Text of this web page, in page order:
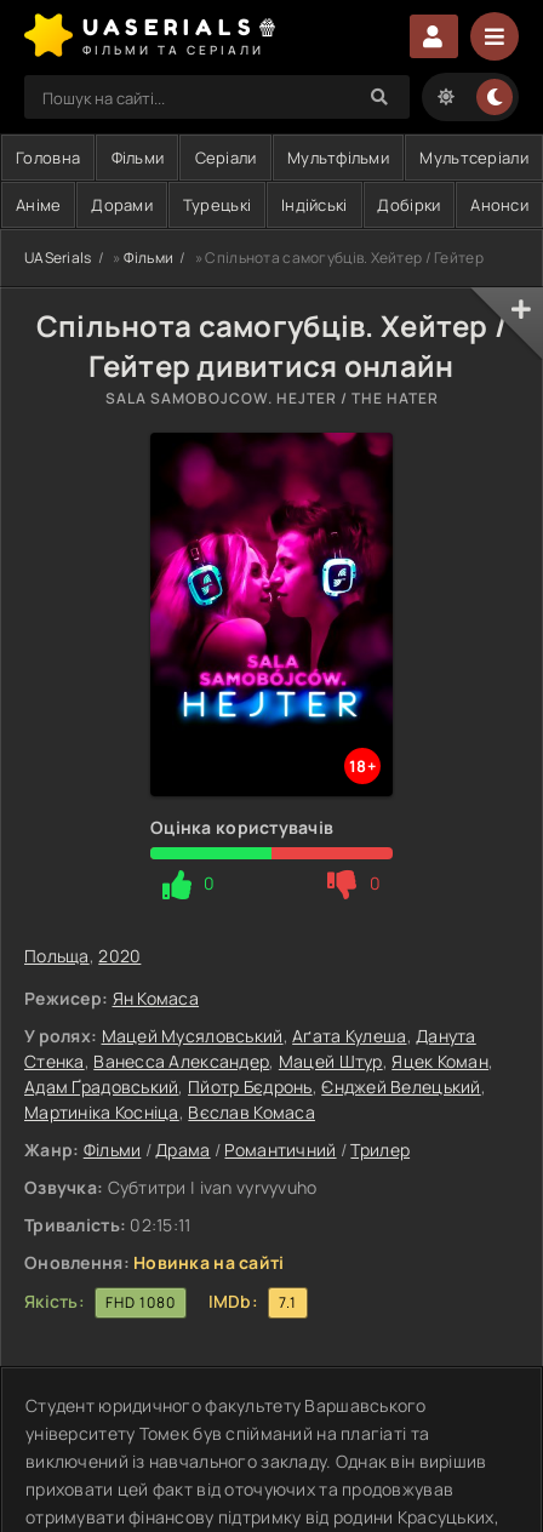
UASERIALS🍿
ФІЛЬМИ ТА СЕРІАЛИ
Головна Фільми Серіали Мультфільми Мультсеріали
Аніме Дорами Турецькі Індійські Добірки Анонси
UASerials » Фільми » Спільнота самогубців. Хейтер / Гейтер
Спільнота самогубців. Хейтер /
Гейтер дивитися онлайн
SALA SAMOBOJCOW. HEJTER / THE HATER
18+
Оцінка користувачів
0 0
Польща,2020
Режисер: Ян Комаса
У ролях: Мацей Мусяловський,Аґата Кулеша,Данута
Стенка, Ванесса Александер, Мацей Штур,Яцек Коман,
Адам Ґрадовський, Пйотр Бєдронь,Єнджей Велецький,
Мартиніка Косніца, Вєслав Комаса
Жанр: Фільми /Драма / Романтичний /Трилер
Озвучка: Субтитри | ivan vyrvyvuho
Тривалість: 02:15:11
Оновлення: Новинка на сайті
Якість:
FHD 1080 IMDb: 7.1
Студент юридичного факультету Варшавського
університету Томек був спійманий на плагіаті та
виключений із навчального закладу. Однак він вирішив
приховати цей факт від оточуючих та продовжував
отримувати фінансову підтримку від родини Красуцьких,